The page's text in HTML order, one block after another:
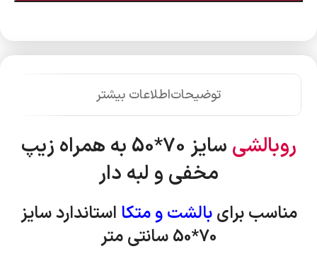
توضیحاتاطلاعات بیشتر
روبالشی
سایز 70*50 به همراه زیپ
مخفی و لبه دار
مناسب برایبالشت و متکا استانداردسایز
70*50 سانتی متر